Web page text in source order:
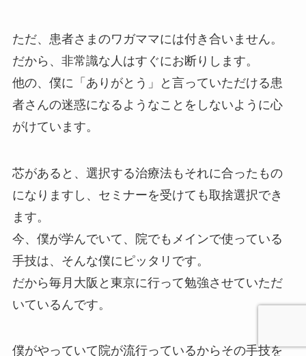
ただ、患者さまのワガママには付き合いません。
だから、非常識な人はすぐにお断りします。
他の、僕に「ありがとう」と言っていただける患
者さんの迷惑になるようなことをしないように心
がけています。
芯があると、選択する治療法もそれに合ったもの
になりますし、セミナーを受けても取捨選択でき
ます。
今、僕が学んでいて、院でもメインで使っている
手技は、そんな僕にピッタリです。
だから毎月大阪と東京に行って勉強させていただ
いているんです。
僕がやっていて院が流行っているからその手技を